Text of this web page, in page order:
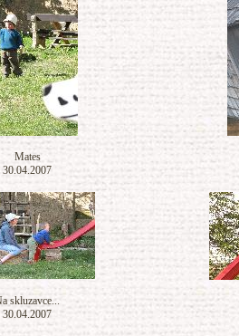
Mates
30.04.2007
skluzavce...
30.04.2007